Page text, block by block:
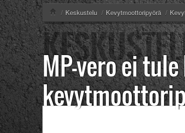
/ Keskustelu / Kevytmoottoripyörä /
MP-vero ei